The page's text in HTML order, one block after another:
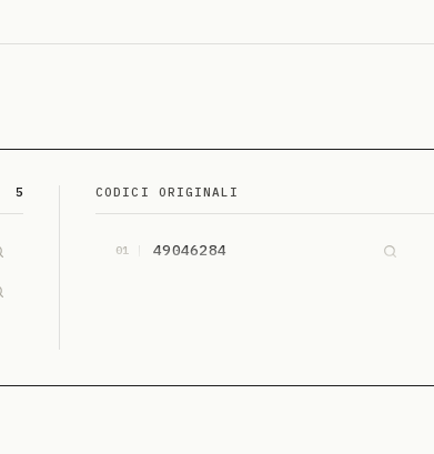
5 CODICI ORIGINALI
01 49046284